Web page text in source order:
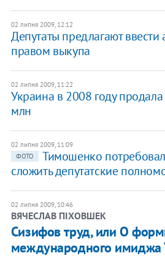
02 липня 2009, 12:12
Депутаты предлагают ввести
правом выкупа
02 липня 2009, 11:22
Украина в 2008 году
млн
02 липня 2009, 11:09
ФОТО
Тимошенко
сложить депутатские
02 липня 2009, 10:46
ВЯЧЕСЛАВ ПІХОВШЕК
Сизифов труд, или О
международного имиджа